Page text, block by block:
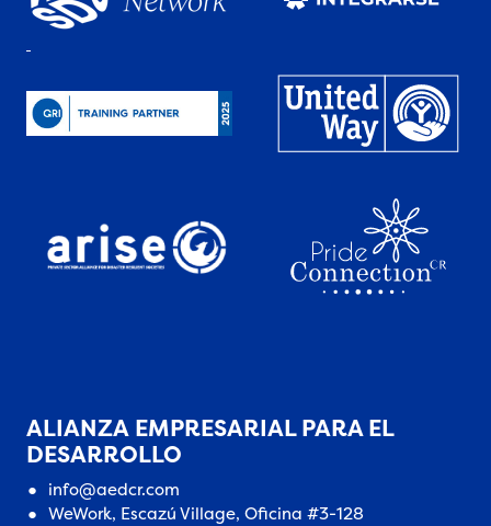
ALIANZA EMPRESARIAL PARA EL
DESARROLLO
info@aedcr.com
WeWork, Escazú Village, Oficina #3-128